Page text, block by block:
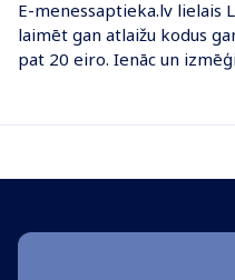
vari apskatīt mūsu
bet, ja vēlies redzēt
E-menessaptieka.lv lielais
pat 20 eiro. Ienāc un